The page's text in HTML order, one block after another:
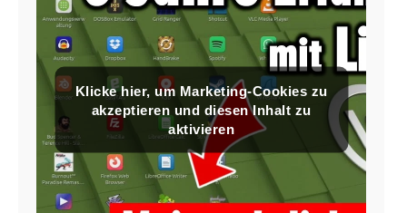
Klicke hier, um Marketing-Cookies zu
akzeptieren und diesen Inhalt zu
aktivieren